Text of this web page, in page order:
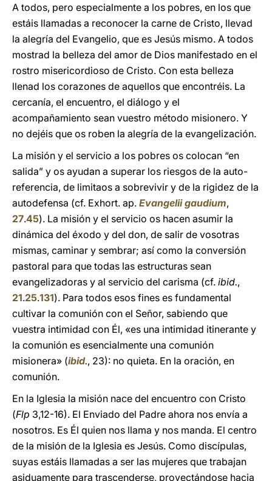
A todos, pero especialmente a los pobres, en los que
estáis llamadas a reconocer la carne de Cristo, llevad
la alegría del Evangelio, que es Jesús mismo. A todos
mostrad la belleza del amor de Dios manifestado en el
rostro misericordioso de Cristo. Con esta belleza
llenad los corazones de aquellos que encontréis. La
cercanía, el encuentro, el diálogo y el
acompañamiento sean vuestro método misionero. Y
no dejéis que os roben la alegría de la evangelización.
La misión y el servicio a los pobres os colocan “en
salida” y os ayudan a superar los riesgos de la auto-
referencia, de limitaos a sobrevivir y de la rigidez de la
autodefensa (cf. Exhort. ap. Evangelii gaudium,
27.45). La misión y el servicio os hacen asumir la
dinámica del éxodo y del don, de salir de vosotras
mismas, caminar y sembrar; así como la conversión
pastoral para que todas las estructuras sean
evangelizadoras y al servicio del carisma (cf. ibid.,
21.25.131). Para todos esos fines es fundamental
cultivar la comunión con el Señor, sabiendo que
vuestra intimidad con Él, «es una intimidad itinerante y
la comunión es esencialmente una comunión
misionera» (ibid., 23): no quieta. En la oración, en
comunión.
En la Iglesia la misión nace del encuentro con Cristo
(Flp 3,12-16). El Enviado del Padre ahora nos envía a
nosotros. Es Él quien nos llama y nos manda. El centro
de la misión de la Iglesia es Jesús. Como discípulas,
suyas estáis llamadas a ser las mujeres que trabajan
asiduamente para trascenderse, proyectándose hacia